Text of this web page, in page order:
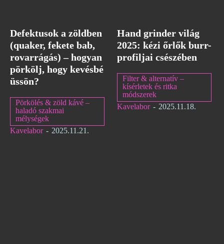
Defektusok a zöldben
(quaker, fekete bab,
rovarrágás) – hogyan
pörkölj, hogy kevésbé
üssön?
Pörkölés & zöld kávé –
haladó szakmai
mélységek
Kavelabor - 2025.11.21.
Hand grinder világ
2025: kézi őrlők burr-
profiljai csészében
Filter & alternatív –
kísérletek és ritka
módszerek
Kavelabor - 2025.11.18.